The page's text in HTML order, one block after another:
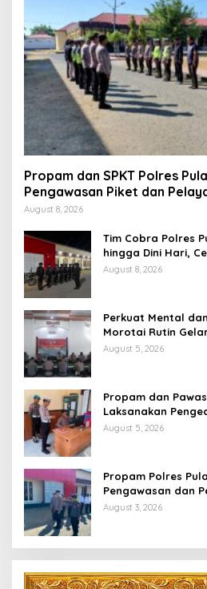
Propam dan SPKT Polres
Pengawasan Piket dan
Selama 1×24 Jam
August 8, 2026
Tim Cobra Polres
hingga Dini Hari,
Gangguan
August 8, 2026
Perkuat Mental
Morotai Rutin
Personel
August 5, 2026
Propam dan
Laksanakan
Pastikan
August 5, 2026
Propam Polres
Pengawasan dan
Saat Apel Serah
August 3, 2026